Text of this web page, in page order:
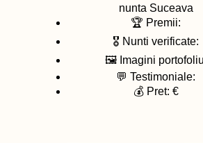
nunta Suceava
🏆 Premii:
🎖️ Nunti verificate:
🖼️ Imagini
💬 Testimoniale:
💰 Pret: €